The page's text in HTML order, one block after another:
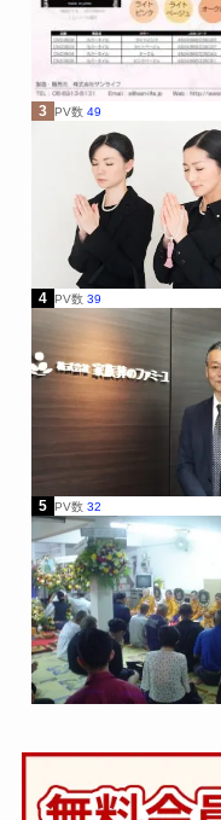
3 PV数 49
4 PV数 39
5 PV数 32